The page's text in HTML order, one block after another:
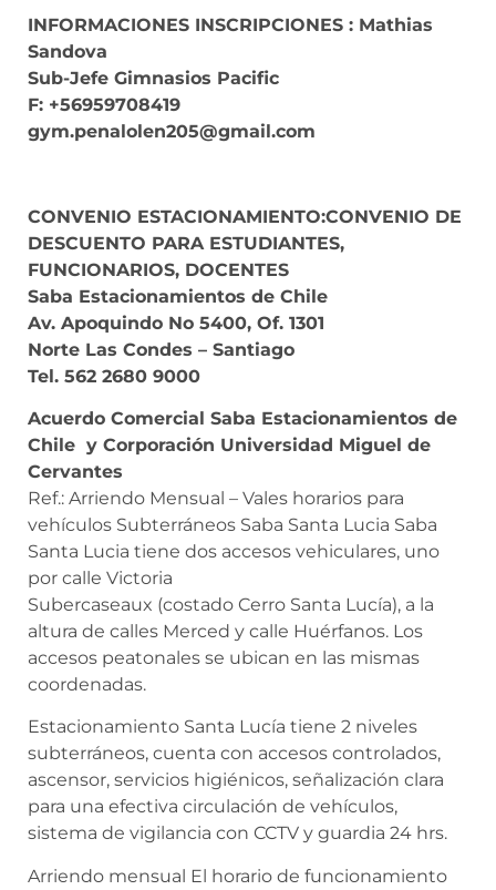
INFORMACIONES INSCRIPCIONES : Mathias
Sandova
Sub-Jefe Gimnasios Pacific
F: +56959708419
gym.penalolen205@gmail.com
CONVENIO ESTACIONAMIENTO:CONVENIO DE
DESCUENTO PARA ESTUDIANTES,
FUNCIONARIOS, DOCENTES
Saba Estacionamientos de Chile
Av. Apoquindo No 5400, Of. 1301
Norte Las Condes – Santiago
Tel. 562 2680 9000
Acuerdo Comercial Saba Estacionamientos de
Chile y Corporación Universidad Miguel de
Cervantes
Ref.: Arriendo Mensual – Vales horarios para
vehículos Subterráneos Saba Santa Lucia Saba
Santa Lucia tiene dos accesos vehiculares, uno
por calle Victoria
Subercaseaux (costado Cerro Santa Lucía), a la
altura de calles Merced y calle Huérfanos. Los
accesos peatonales se ubican en las mismas
coordenadas.
Estacionamiento Santa Lucía tiene 2 niveles
subterráneos, cuenta con accesos controlados,
ascensor, servicios higiénicos, señalización clara
para una efectiva circulación de vehículos,
sistema de vigilancia con CCTV y guardia 24 hrs.
Arriendo mensual El horario de funcionamiento